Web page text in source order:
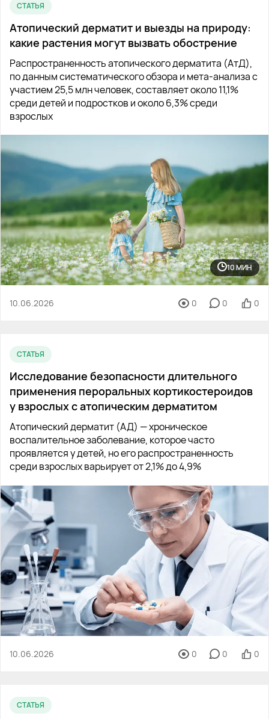
СТАТЬЯ
Атопический дерматит и выезды на природу:
какие растения могут вызвать обострение
Распространенность атопического дерматита (АтД),
по данным систематического обзора и мета-анализа с
участием 25,5 млн человек, составляет около 11,1%
среди детей и подростков и около 6,3% среди
взрослых
10 МИН
10.06.2026 0 0 0
СТАТЬЯ
Исследование безопасности длительного
применения пероральных кортикостероидов
у взрослых с атопическим дерматитом
Атопический дерматит (АД) — хроническое
воспалительное заболевание, которое часто
проявляется у детей, но его распространенность
среди взрослых варьирует от 2,1% до 4,9%
10.06.2026 0 0 0
СТАТЬЯ